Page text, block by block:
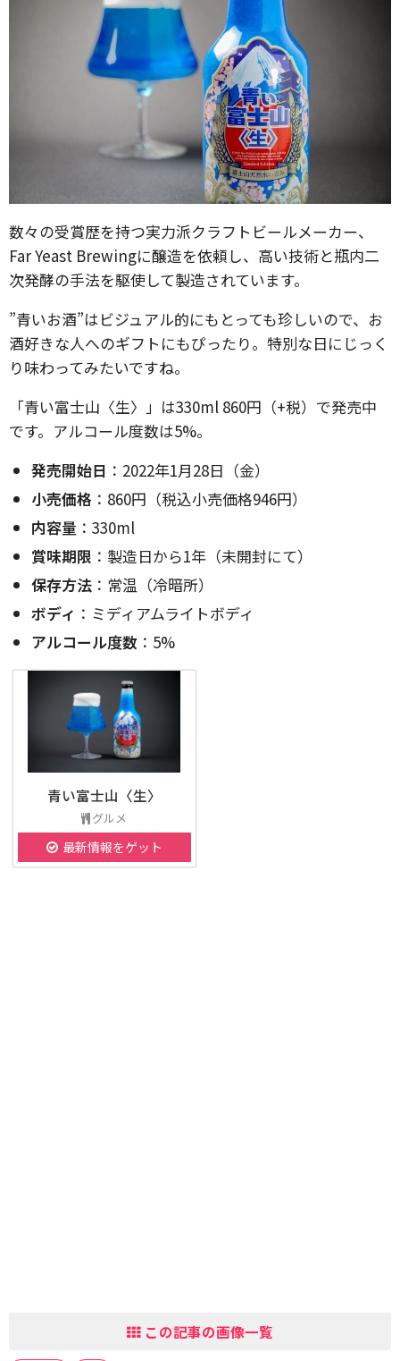
数々の受賞歴を持つ実力派クラフトビールメーカー、
Far Yeast Brewingに醸造を依頼し、高い技術と瓶内二
次発酵の手法を駆使して製造されています。
”青いお酒”はビジュアル的にもとっても珍しいので、お
酒好きな人へのギフトにもぴったり。特別な日にじっく
り味わってみたいですね。
「青い富士山〈生〉」は330ml 860円（+税）で発売中
です。アルコール度数は5%。
発売開始日 ：2022年1月28日（金）
小売価格 ：860円（税込小売価格946円）
内容量 ：330ml
賞味期限 ：製造日から1年（未開封にて）
保存方法 ：常温（冷暗所）
ボディ ：ミディアムライトボディ
アルコール度数 ：5%
青い富士山〈生〉
グルメ
最新情報をゲット
この記事の画像一覧